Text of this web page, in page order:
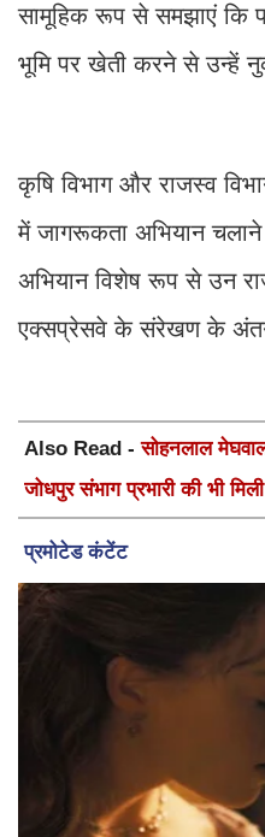
सामूहिक रूप से समझाएं कि
भूमि पर खेती करने से उन्हें
कृषि विभाग और राजस्व
में जागरूकता अभियान चलाने
अभियान विशेष रूप से उन
एक्सप्रेसवे के संरेखण के
Also Read -सोहनलाल
जोधपुर संभाग प्रभारी की भी मिली